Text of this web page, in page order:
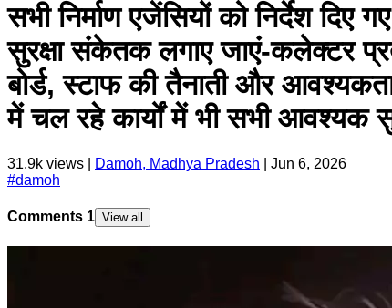
सभी निर्माण एजेंसियों को निर्देश दिए
सुरक्षा संकेतक लगाए जाएं-कलेक्टर
बोर्ड, स्टाफ की तैनाती और
में चल रहे कार्यों में भी सभी आवश्यक
31.9k views | Damoh, Madhya Pradesh
Jun 6, 2026
#damoh
Comments 1 View all